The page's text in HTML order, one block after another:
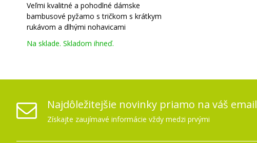
Veľmi kvalitné a pohodlné dámske
bambusové pyžamo s tričkom s krátkym
rukávom a dlhými nohavicami
Na sklade. Skladom ihneď.
Najdôležitejšie novinky priamo na váš email
Získajte zaujímavé informácie vždy medzi prvými